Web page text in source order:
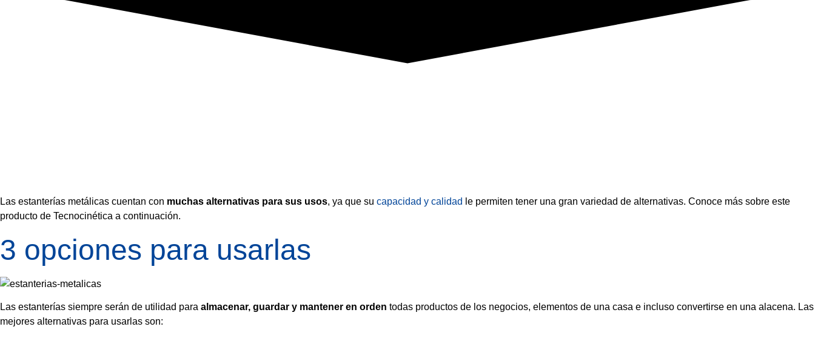
Las estanterías metálicas cuentan con muchas alternativas para sus usos, ya que su capacidad y calidad le permiten tener una gran variedad de alternativas. Conoce más sobre este
producto de Tecnocinética a continuación.
3 opciones para usarlas
Las estanterías siempre serán de utilidad para almacenar, guardar y mantener en orden todas productos de los negocios, elementos de una casa e incluso convertirse en una alacena. Las
mejores alternativas para usarlas son: